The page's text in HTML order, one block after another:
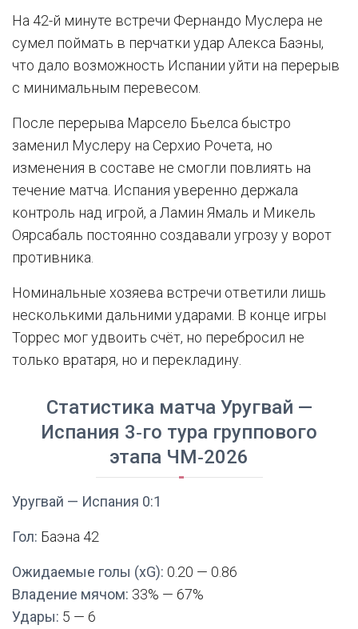
На 42-й минуте встречи Фернандо Муслера не
сумел поймать в перчатки удар Алекса Баэны,
что дало возможность Испании уйти на перерыв
с минимальным перевесом.
После перерыва Марсело Бьелса быстро
заменил Муслеру на Серхио Рочета, но
изменения в составе не смогли повлиять на
течение матча. Испания уверенно держала
контроль над игрой, а Ламин Ямаль и Микель
Оярсабаль постоянно создавали угрозу у ворот
противника.
Номинальные хозяева встречи ответили лишь
несколькими дальними ударами. В конце игры
Торрес мог удвоить счёт, но перебросил не
только вратаря, но и перекладину.
Статистика матча Уругвай —
Испания 3‑го тура группового
этапа ЧМ‑2026
Уругвай — Испания 0:1
Гол: Баэна 42
Ожидаемые голы (xG): 0.20 — 0.86
Владение мячом: 33% — 67%
Удары: 5 — 6